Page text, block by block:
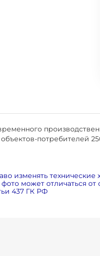
потребителей
изменять
может отличаться
437 ГК РФ